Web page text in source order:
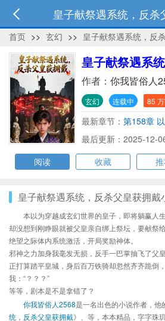
皇子献祭遇系统，反杀
首页 >> 玄幻 >> 皇子献祭遇系统，反
皇子献祭遇系
作者： 你我皆俗人
玄幻 连载中 85
最新章节： 第158章
最后更新：2025-12-
阅读
收藏
皇子献祭遇系统，反杀父皇获拥戴
本以为穿越成玄幻世界的皇子，即将躺赢人生
却没想到刚睁眼就被父皇亲自绑上祭坛，要献祭
绝望之际体内系统激活，开局奖励神体。
邪神之力加身我毫发无损，反手一巴掌抽飞了父皇
正打算踏平皇城，身后百万铁骑却忽然齐齐跪倒
我：“？？？”
等等，剧本是不是拿错了？
你我皆俗人2568是一名出色的小说作者，他
统，反杀父皇获拥戴》、等，本本精品，字字珠